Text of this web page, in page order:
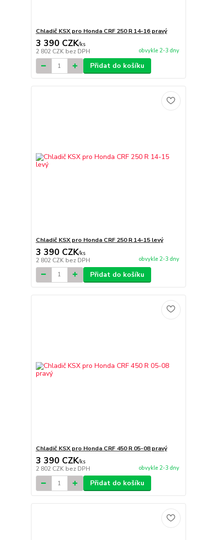
Chladič KSX pro Honda CRF 250 R 14-16 pravý
3 390 CZK/ks
2 802 CZK bez DPH obvykle 2-3 dny
Přidat do košíku
Chladič KSX pro Honda CRF 250 R 14-15 levý
3 390 CZK/ks
2 802 CZK bez DPH obvykle 2-3 dny
Přidat do košíku
Chladič KSX pro Honda CRF 450 R 05-08 pravý
3 390 CZK/ks
2 802 CZK bez DPH obvykle 2-3 dny
Přidat do košíku